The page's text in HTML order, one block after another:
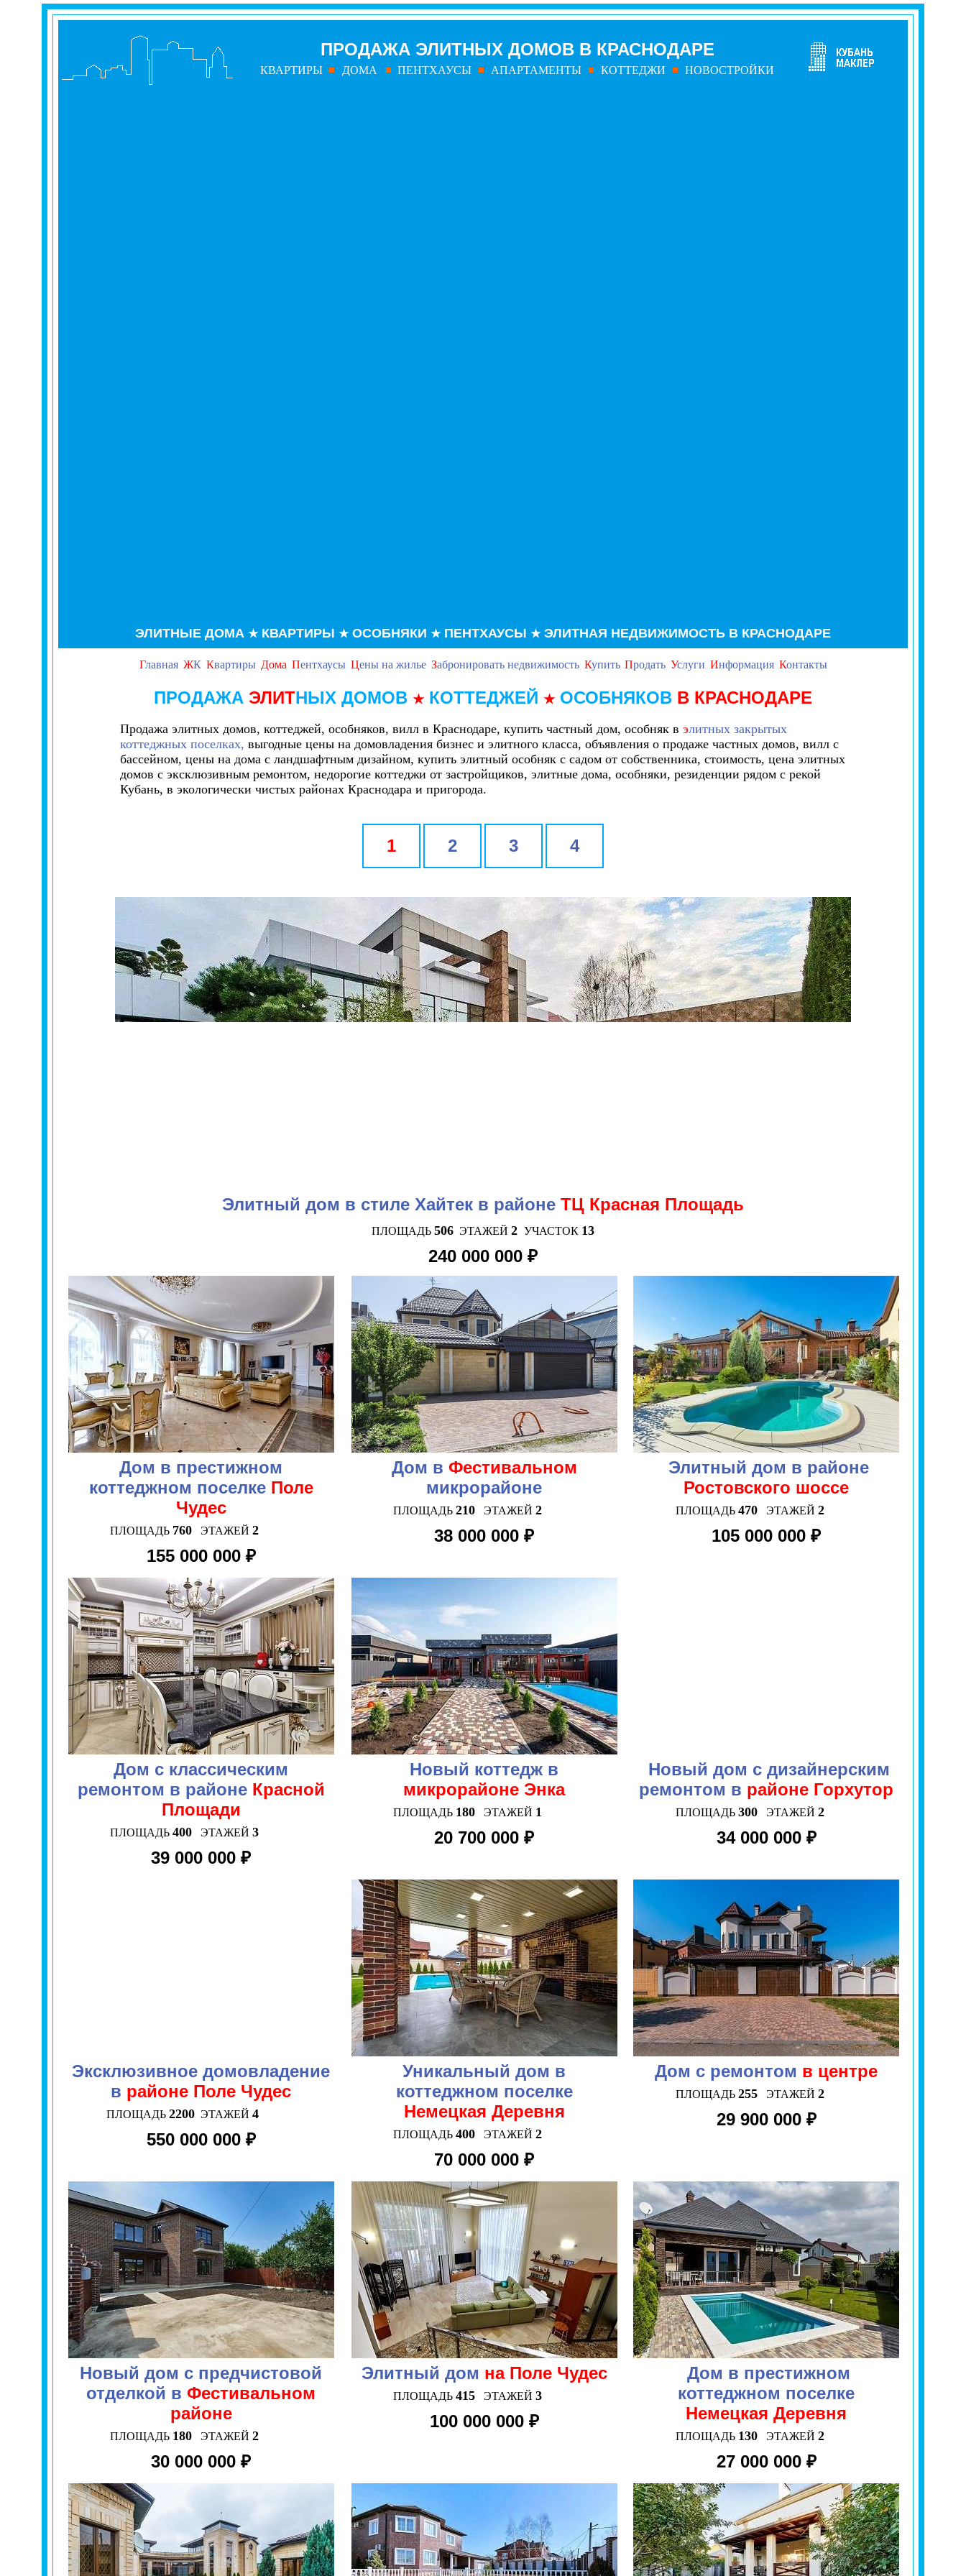
ПРОДАЖА ЭЛИТНЫХ ДОМОВ В КРАСНОДАРЕ
КВАРТИРЫ ДОМА ПЕНТХАУСЫ АПАРТАМЕНТЫ КОТТЕДЖИ НОВОСТРОЙКИ
ЭЛИТНЫЕ ДОМА ★КВАРТИРЫ ★ОСОБНЯКИ ★ПЕНТХАУСЫ ★ЭЛИТНАЯ НЕДВИЖИМОСТЬ В КРАСНОДАРЕ
Главная ЖК Квартиры Дома Пентхаусы Цены на жилье Забронировать недвижимость Купить Продать Услуги Информация Контакты
ПРОДАЖА ЭЛИТНЫХ ДОМОВ ★ КОТТЕДЖЕЙ ★ ОСОБНЯКОВ В КРАСНОДАРЕ
Продажа элитных домов, коттеджей, особняков, вилл в Краснодаре, купить частный дом, особняк в элитных закрытых
коттеджных поселках, выгодные цены на домовладения бизнес и элитного класса, объявления о продаже частных домов, вилл с
бассейном, цены на дома с ландшафтным дизайном, купить элитный особняк с садом от собственника, стоимость, цена элитных
домов с эксклюзивным ремонтом, недорогие коттеджи от застройщиков, элитные дома, особняки, резиденции рядом с рекой
Кубань, в экологически чистых районах Краснодара и пригорода.
1 2 3 4
Элитный дом в стиле Хайтек в районе ТЦ Красная Площадь
ПЛОЩАДЬ 506 ЭТАЖЕЙ 2 УЧАСТОК 13
240 000 000 ₽
Дом в престижном
коттеджном поселке Поле
Чудес
ПЛОЩАДЬ 760 ЭТАЖЕЙ 2
155 000 000 ₽
Дом в Фестивальном
микрорайоне
ПЛОЩАДЬ 210 ЭТАЖЕЙ 2
38 000 000 ₽
Элитный дом в районе
Ростовского шоссе
ПЛОЩАДЬ 470 ЭТАЖЕЙ 2
105 000 000 ₽
Дом с классическим
ремонтом в районе Красной
Площади
ПЛОЩАДЬ 400 ЭТАЖЕЙ 3
39 000 000 ₽
Новый коттедж в
микрорайоне Энка
ПЛОЩАДЬ 180 ЭТАЖЕЙ 1
20 700 000 ₽
Новый дом с дизайнерским
ремонтом в районе Горхутор
ПЛОЩАДЬ 300 ЭТАЖЕЙ 2
34 000 000 ₽
Эксклюзивное домовладение
в районе Поле Чудес
ПЛОЩАДЬ 2200 ЭТАЖЕЙ 4
550 000 000 ₽
Уникальный дом в
коттеджном поселке
Немецкая Деревня
ПЛОЩАДЬ 400 ЭТАЖЕЙ 2
70 000 000 ₽
Дом с ремонтом в центре
ПЛОЩАДЬ 255 ЭТАЖЕЙ 2
29 900 000 ₽
Новый дом с предчистовой
отделкой в Фестивальном
районе
ПЛОЩАДЬ 180 ЭТАЖЕЙ 2
30 000 000 ₽
Элитный дом на Поле Чудес
ПЛОЩАДЬ 415 ЭТАЖЕЙ 3
100 000 000 ₽
Дом в престижном
коттеджном поселке
Немецкая Деревня
ПЛОЩАДЬ 130 ЭТАЖЕЙ 2
27 000 000 ₽